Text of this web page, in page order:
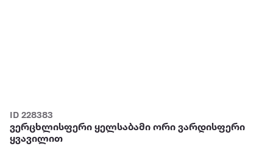
ID 228383
ვერცხლისფერი ყელსაბამი ორი ვარდისფერი
ყვავილით